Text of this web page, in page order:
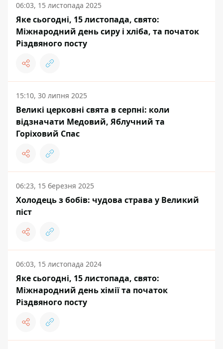
06:03, 15 листопада 2025
Яке сьогодні, 15 листопада, свято:
Міжнародний день сиру і хліба, та початок
Різдвяного посту
15:10, 30 липня 2025
Великі церковні свята в серпні: коли
відзначати Медовий, Яблучний та
Горіховий Спас
06:23, 15 березня 2025
Холодець з бобів: чудова страва у Великий
піст
06:03, 15 листопада 2024
Яке сьогодні, 15 листопада, свято:
Міжнародний день хімії та початок
Різдвяного посту